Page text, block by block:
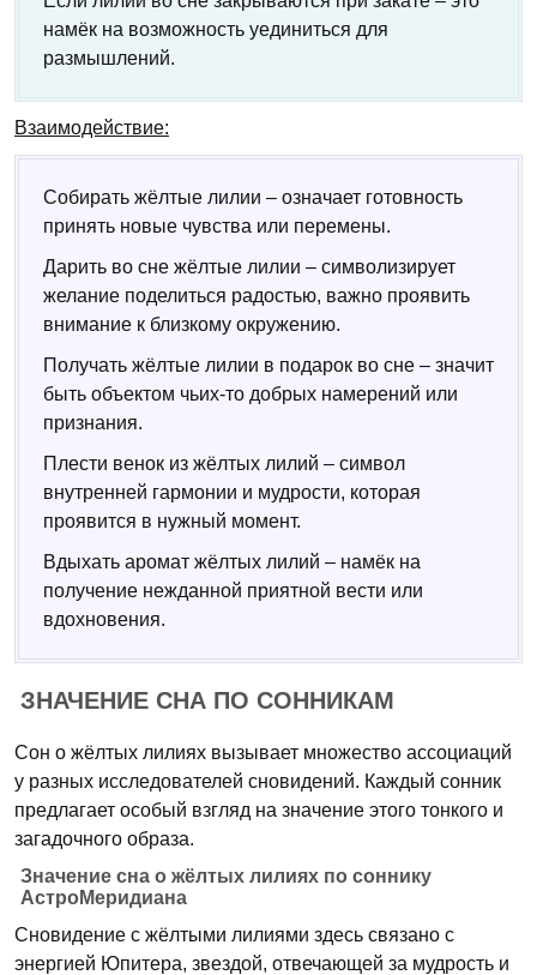
намёк на возможность уединиться для
размышлений.
Взаимодействие:
Собирать жёлтые лилии – означает готовность
принять новые чувства или перемены.
Дарить во сне жёлтые лилии – символизирует
желание поделиться радостью, важно проявить
внимание к близкому окружению.
Получать жёлтые лилии в подарок во сне – значит
быть объектом чьих-то добрых намерений или
признания.
Плести венок из жёлтых лилий – символ
внутренней гармонии и мудрости, которая
проявится в нужный момент.
Вдыхать аромат жёлтых лилий – намёк на
получение нежданной приятной вести или
вдохновения.
ЗНАЧЕНИЕ СНА ПО СОННИКАМ
Сон о жёлтых лилиях вызывает множество ассоциаций
у разных исследователей сновидений. Каждый сонник
предлагает особый взгляд на значение этого тонкого и
загадочного образа.
Значение сна о жёлтых лилиях по соннику
АстроМеридиана
Сновидение с жёлтыми лилиями здесь связано с
энергией Юпитера, звездой, отвечающей за мудрость и